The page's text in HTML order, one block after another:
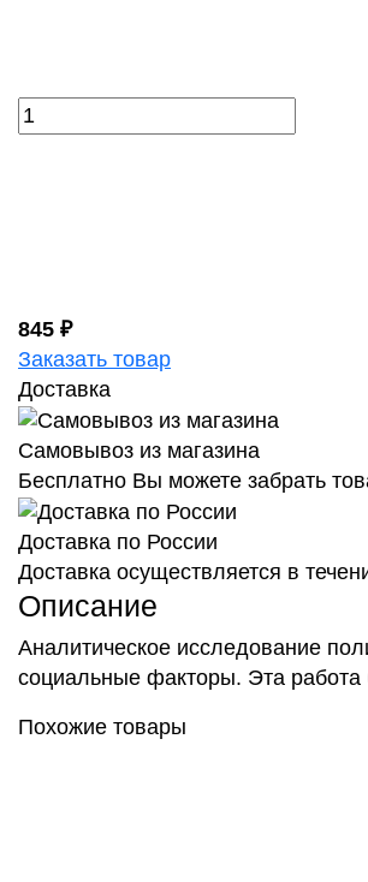
845 ₽
Заказать товар
Доставка
Самовывоз из магазина
Бесплатно Вы можете забрать
Доставка по России
Доставка осуществляется в
Описание
Аналитическое исследование
социальные факторы. Эта работа
Похожие товары